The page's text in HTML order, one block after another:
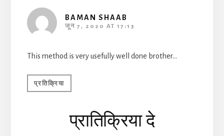
BAMAN SHAAB
जून 7, 2020 AT 17:13
This method is very usefully well done brother…
प्रतिक्रिया
प्रातिक्रिया दे